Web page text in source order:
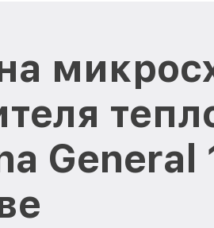
General